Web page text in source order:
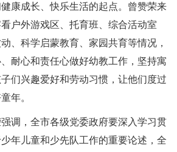
康成长、快乐生活的起点。曾赞荣来
户外游戏区、托育班、综合活动室
、科学启蒙教育、家园共育等情况，
耐心和责任心做好幼教工作，坚持寓
们兴趣爱好和劳动习惯，让他们度过
年。
调，全市各级党委政府要深入学习贯
年儿童和少先队工作的重要论述，全